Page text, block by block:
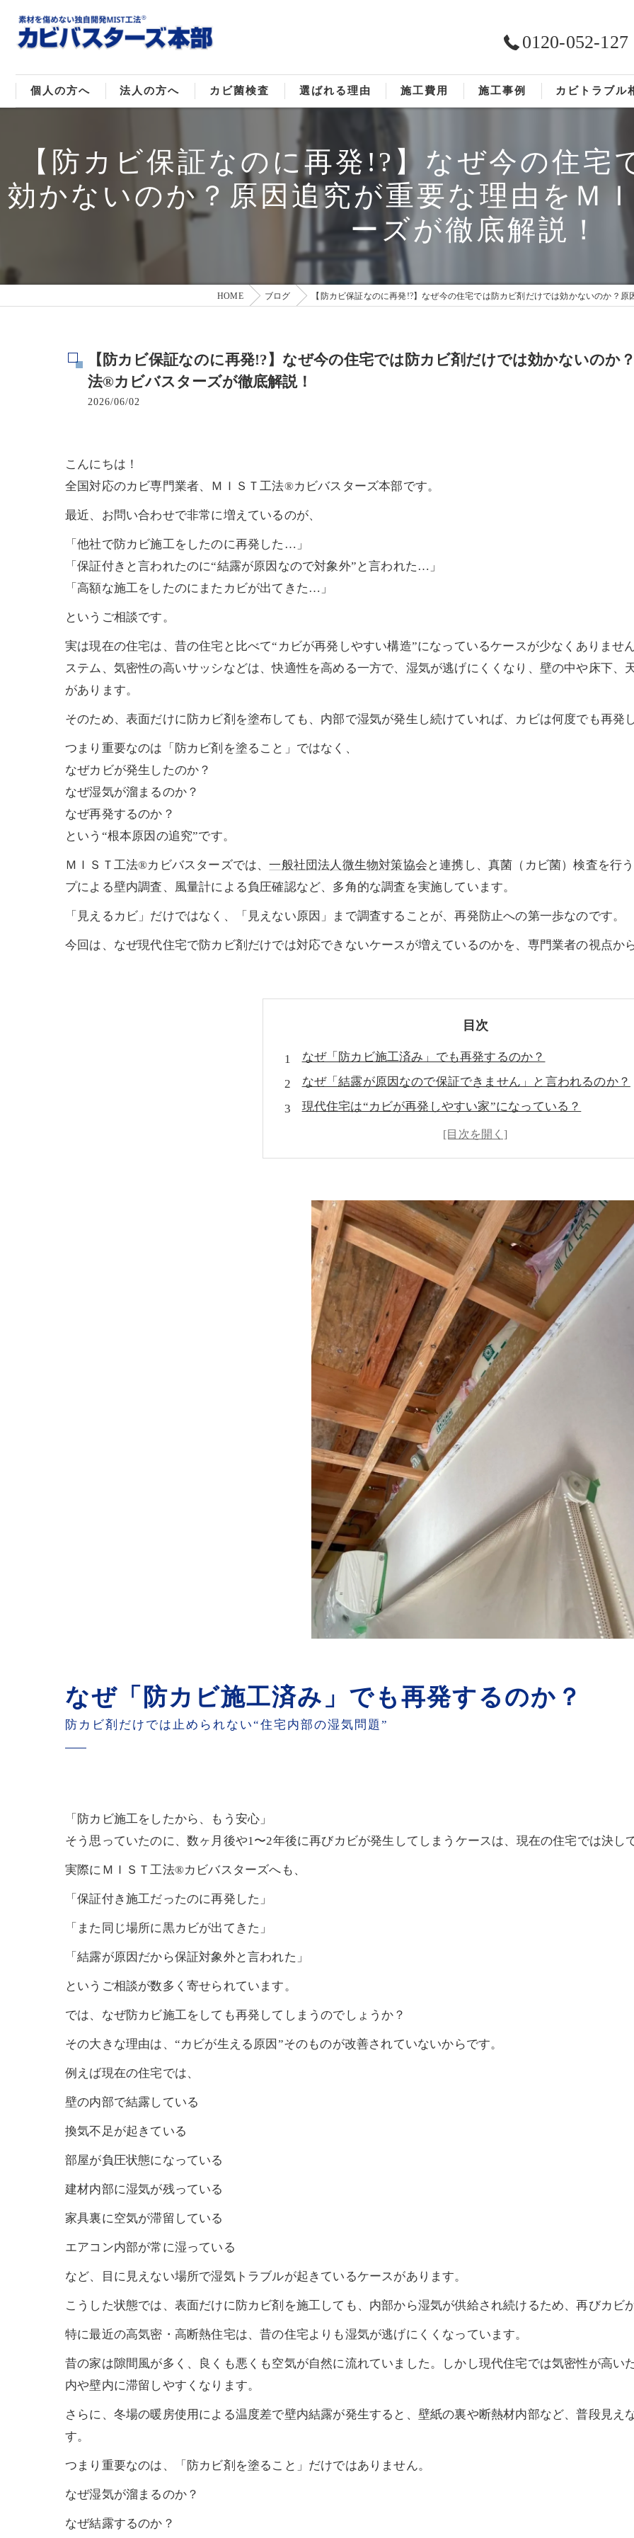
0120-052-127
個人の方へ
マンションのカビ取り
法人の方へ
倉庫･工場のカビ取り
店舗のカビ取り
病院･クリニックのカビ取り
学校･保育園のカビ取り
カビ菌検査 選ばれる理由
MIST工法®
ご依頼の流れ
施工費用 施工事例 カビトラブル
【防カビ保証なのに再発!?】なぜ今の住宅
効かないのか？原因追究が重要な理由をＭ
ーズが徹底解説！
HOME ブログ 【防カビ保証なのに再発!?】なぜ今の住宅では防カビ剤だけでは効かないのか？
【防カビ保証なのに再発!?】なぜ今の住宅では防カビ剤だけでは効かないのか
法®カビバスターズが徹底解説！
2026/06/02
こんにちは！
全国対応のカビ専門業者、ＭＩＳＴ工法®カビバスターズ本部です。
最近、お問い合わせで非常に増えているのが、
「他社で防カビ施工をしたのに再発した…」
「保証付きと言われたのに“結露が原因なので対象外”と言われた…」
「高額な施工をしたのにまたカビが出てきた…」
というご相談です。
実は現在の住宅は、昔の住宅と比べて“カビが再発しやすい構造”になっているケースが少なくありませ
ステム、気密性の高いサッシなどは、快適性を高める一方で、湿気が逃げにくくなり、壁の中や床下、
があります。
そのため、表面だけに防カビ剤を塗布しても、内部で湿気が発生し続けていれば、カビは何度でも再発
つまり重要なのは「防カビ剤を塗ること」ではなく、
なぜカビが発生したのか？
なぜ湿気が溜まるのか？
なぜ再発するのか？
という“根本原因の追究”です。
ＭＩＳＴ工法®カビバスターズでは、一般社団法人微生物対策協会 と連携し、真菌（カビ菌）検査を行
プによる壁内調査、風量計による負圧確認など、多角的な調査を実施しています。
「見えるカビ」だけではなく、「見えない原因」まで調査することが、再発防止への第一歩なのです。
今回は、なぜ現代住宅で防カビ剤だけでは対応できないケースが増えているのかを、専門業者の視点か
目次
なぜ「防カビ施工済み」でも再発するのか？
なぜ「結露が原因なので保証できません」と言われるのか？
現代住宅は“カビが再発しやすい家”になっている？
再発防止に必要なのは「施工」よりも“原因調査”
「新築だから安心」は危険？実は増えている“新築住宅のカ
「カビ臭い」は危険信号？目に見えないカビが潜んでいる可
カビ問題は“早期発見”が重要！放置すると住宅全体へ広がる
カビ業者選びで失敗しないために｜“安さ”だけで決める危険
カビを再発させないために家庭でできる湿気対策とは？
繰り返すカビに悩んだら“原因調査型”の対策を選ぶ時代へ
ＭＩＳＴ工法®カビバスターズが考える「本当のカビ対策」
まとめ｜現代住宅のカビ問題は「原因追究」が再発防止のカ
なぜ「防カビ施工済み」でも再発するのか？
防カビ剤だけでは止められない“住宅内部の湿気問題”
「防カビ施工をしたから、もう安心」
そう思っていたのに、数ヶ月後や1〜2年後に再びカビが発生してしまうケースは、現在の住宅では決し
実際にＭＩＳＴ工法®カビバスターズへも、
「保証付き施工だったのに再発した」
「また同じ場所に黒カビが出てきた」
「結露が原因だから保証対象外と言われた」
というご相談が数多く寄せられています。
では、なぜ防カビ施工をしても再発してしまうのでしょうか？
その大きな理由は、“カビが生える原因”そのものが改善されていないからです。
例えば現在の住宅では、
壁の内部で結露している
換気不足が起きている
部屋が負圧状態になっている
建材内部に湿気が残っている
家具裏に空気が滞留している
エアコン内部が常に湿っている
など、目に見えない場所で湿気トラブルが起きているケースがあります。
こうした状態では、表面だけに防カビ剤を施工しても、内部から湿気が供給され続けるため、再びカビ
特に最近の高気密・高断熱住宅は、昔の住宅よりも湿気が逃げにくくなっています。
昔の家は隙間風が多く、良くも悪くも空気が自然に流れていました。しかし現代住宅では気密性が高い
内や壁内に滞留しやすくなります。
さらに、冬場の暖房使用による温度差で壁内結露が発生すると、壁紙の裏や断熱材内部など、普段見え
す。
つまり重要なのは、「防カビ剤を塗ること」だけではありません。
なぜ湿気が溜まるのか？
なぜ結露するのか？